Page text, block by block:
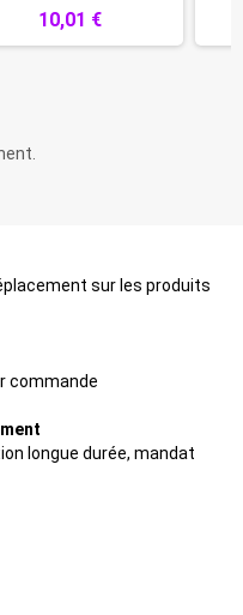
10,01 €
sur les produits
commande
longue durée, mandat